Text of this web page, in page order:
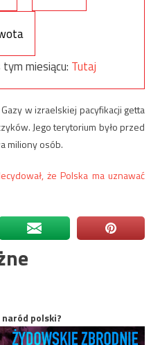
miesiącu: Tutaj
w izraelskiej pacyfikacji getta
Jego terytorium było przed
miliony osób.
że Polska ma uznawać
polski?